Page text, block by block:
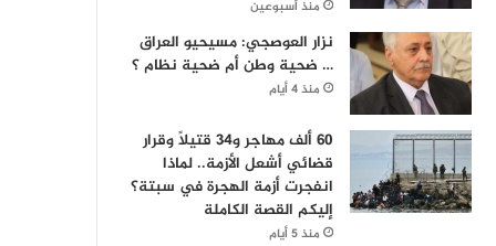
منذ أسبوعين
نزار العوصجي: مسيحيو العراق
… ضحية وطن أم ضحية نظام ؟
منذ 4 أيام
60 ألف مهاجر و34 قتيلاً وقرار
قضائي أشعل الأزمة.. لماذا
انفجرت أزمة الهجرة في سبتة؟
إليكم القصة الكاملة
منذ 5 أيام